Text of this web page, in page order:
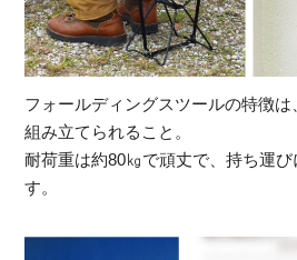
フォールディングスツールの特徴は
組み立てられること。
耐荷重は約80㎏で頑丈で、持ち運
す。